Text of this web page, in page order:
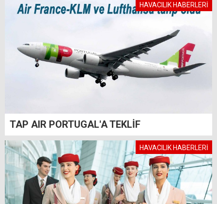
HAVACILIK HABERLERİ
TAP AIR PORTUGAL'A TEKLİF
HAVACILIK HABERLERİ